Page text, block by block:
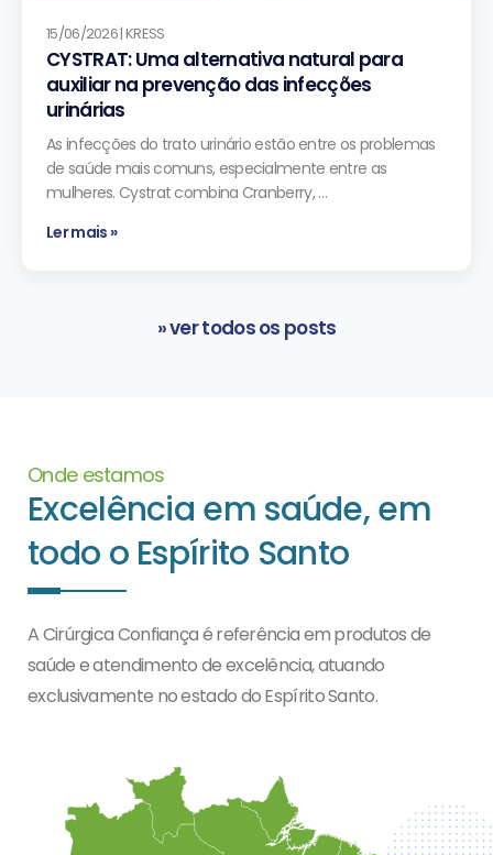
15/06/2026 | KRESS
CYSTRAT: Uma alternativa natural para
auxiliar na prevenção das infecções
urinárias
As infecções do trato urinário estão entre os problemas
de saúde mais comuns, especialmente entre as
mulheres. Cystrat combina Cranberry, …
Ler mais »
» ver todos os posts
Onde estamos
Excelência em saúde, em
todo o Espírito Santo
A Cirúrgica Confiança é referência em produtos de
saúde e atendimento de excelência, atuando
exclusivamente no estado do Espírito Santo.